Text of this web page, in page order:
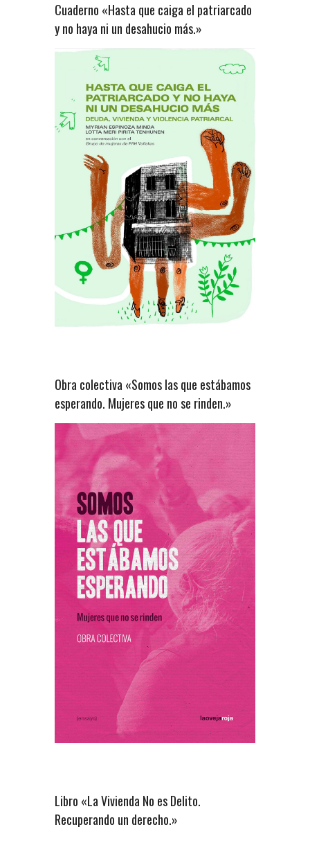
Cuaderno «Hasta que caiga el patriarcado
y no haya ni un desahucio más.»
Obra colectiva «Somos las que estábamos
esperando. Mujeres que no se rinden.»
Libro «La Vivienda No es Delito.
Recuperando un derecho.»